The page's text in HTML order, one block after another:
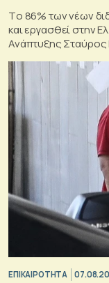
Tο 86% των νέων
και εργασθεί στην
Ανάπτυξης
ΕΠΙΚΑΙΡΟΤΗΤΑ